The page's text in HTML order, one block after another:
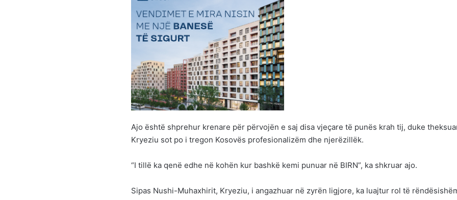
Ajo është shprehur krenare për përvojën e saj disa vjeçare të punës krah tij, duke
Kryeziu sot po i tregon Kosovës profesionalizëm dhe njerëzillëk.
“I tillë ka qenë edhe në kohën kur bashkë kemi punuar në BIRN”, ka shkruar ajo.
Sipas Nushi-Muhaxhirit, Kryeziu, i angazhuar në zyrën ligjore, ka luajtur rol të